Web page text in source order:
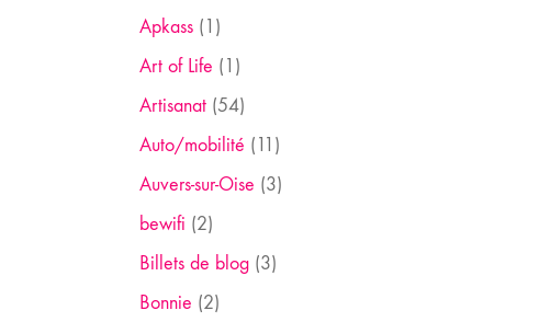
Apkass(1)
Art of Life (1)
Artisanat(54)
Auto/mobilité (11)
Auvers-sur-Oise (3)
bewifi (2)
Billets de blog(3)
Bonnie (2)